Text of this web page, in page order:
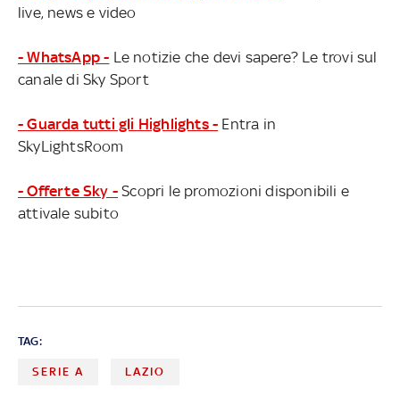
live, news e video
- WhatsApp - Le notizie che devi sapere? Le trovi sul
canale di Sky Sport
- Guarda tutti gli Highlights - Entra in
SkyLightsRoom
- Offerte Sky - Scopri le promozioni disponibili e
attivale subito
TAG:
SERIE A LAZIO